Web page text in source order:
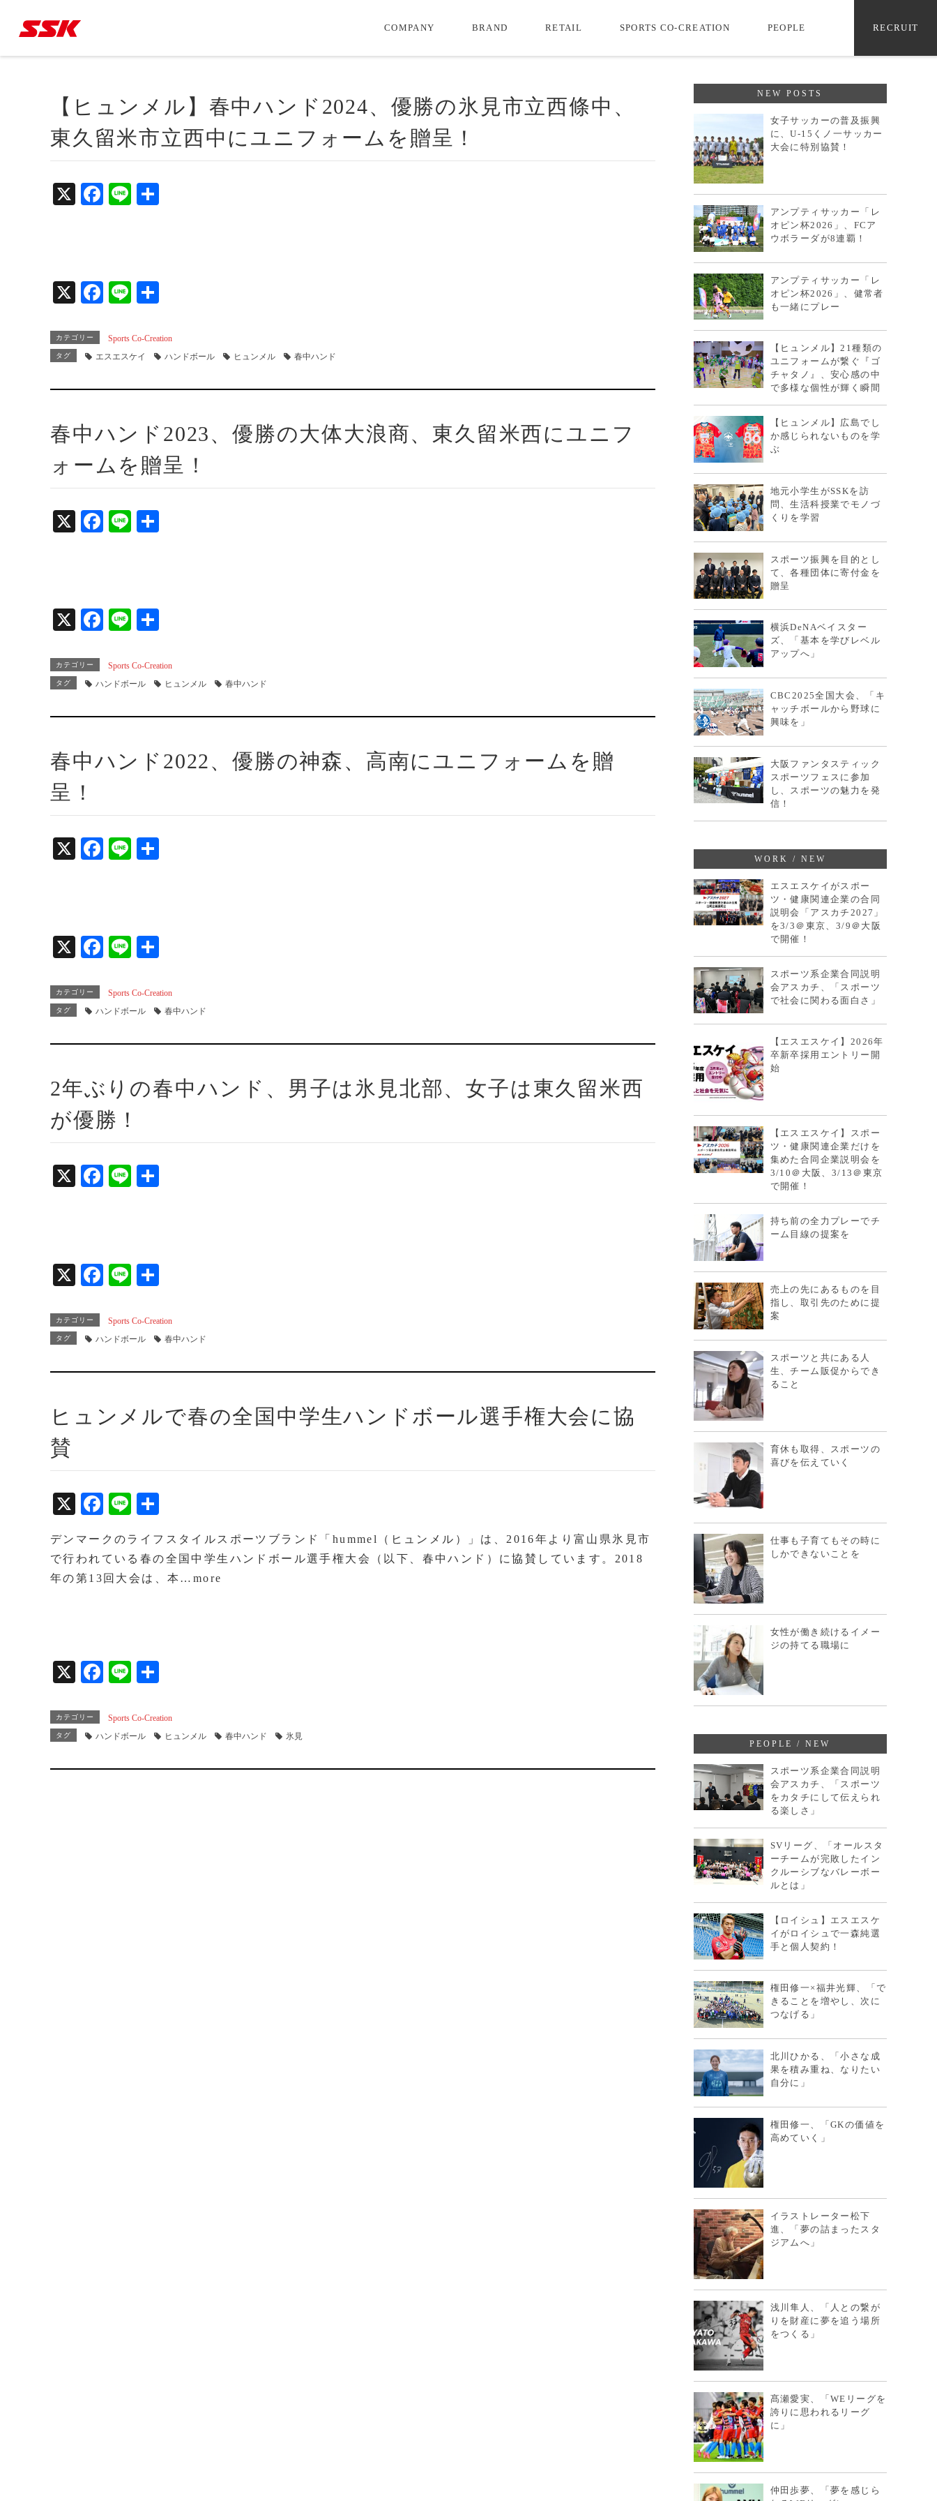
COMPANY BRAND RETAIL SPORTS CO-CREATION PEOPLE RECRUIT
【ヒュンメル】春中ハンド2024、優勝の氷見市立西條中、
東久留米市立西中にユニフォームを贈呈！
X
Fa
Li
X
Fa
bo
ok
Li
カテゴリー Sports Co-Creation
タグ エスエスケイ ハンドボール ヒュンメル 春中ハンド
春中ハンド2023、優勝の大体大浪商、東久留米西にユニフ
ォームを贈呈！
X
Fa
Li
X
Fa
bo
ok
Li
カテゴリー Sports Co-Creation
タグ ハンドボール ヒュンメル 春中ハンド
春中ハンド2022、優勝の神森、高南にユニフォームを贈
呈！
X
Fa
Li
X
Fa
bo
ok
Li
カテゴリー Sports Co-Creation
タグ ハンドボール 春中ハンド
2年ぶりの春中ハンド、男子は氷見北部、女子は東久留米西
が優勝！
X
Fa
Li
X
Fa
bo
ok
Li
カテゴリー Sports Co-Creation
タグ ハンドボール 春中ハンド
ヒュンメルで春の全国中学生ハンドボール選手権大会に協
賛
X
Fa
bo
ok
Li
デンマークのライフスタイルスポーツブランド「hummel（ヒュンメル）」は、2016年より富山県氷見市
で行われている春の全国中学生ハンドボール選手権大会（以下、春中ハンド）に協賛しています。2018
年の第13回大会は、本…more
X
Fa
bo
ok
Li
カテゴリー Sports Co-Creation
タグ ハンドボール ヒュンメル 春中ハンド 氷見
NEW POSTS
女子サッカーの普及振興
に、U-15くノ一サッカー
大会に特別協賛！
アンプティサッカー「レ
オピン杯2026」、FCア
ウボラーダが8連覇！
アンプティサッカー「レ
オピン杯2026」、健常者
も一緒にプレー
【ヒュンメル】21種類の
ユニフォームが繋ぐ『ゴ
チャタノ』、安心感の中
で多様な個性が輝く瞬間
【ヒュンメル】広島でし
か感じられないものを学
ぶ
地元小学生がSSKを訪
問、生活科授業でモノづ
くりを学習
スポーツ振興を目的とし
て、各種団体に寄付金を
贈呈
横浜DeNAベイスター
ズ、「基本を学びレベル
アップへ」
CBC2025全国大会、「キ
ャッチボールから野球に
興味を」
大阪ファンタスティック
スポーツフェスに参加
し、スポーツの魅力を発
信！
WORK / NEW
エスエスケイがスポー
ツ・健康関連企業の合同
説明会「アスカチ2027」
を3/3＠東京、3/9＠大阪
で開催！
スポーツ系企業合同説明
会アスカチ、「スポーツ
で社会に関わる面白さ」
【エスエスケイ】2026年
卒新卒採用エントリー開
始
【エスエスケイ】スポー
ツ・健康関連企業だけを
集めた合同企業説明会を
3/10＠大阪、3/13＠東京
で開催！
持ち前の全力プレーでチ
ーム目線の提案を
売上の先にあるものを目
指し、取引先のために提
案
スポーツと共にある人
生、チーム販促からでき
ること
育休も取得、スポーツの
喜びを伝えていく
仕事も子育てもその時に
しかできないことを
女性が働き続けるイメー
ジの持てる職場に
PEOPLE / NEW
スポーツ系企業合同説明
会アスカチ、「スポーツ
をカタチにして伝えられ
る楽しさ」
SVリーグ、「オールスタ
ーチームが完敗したイン
クルーシブなバレーボー
ルとは」
【ロイシュ】エスエスケ
イがロイシュで一森純選
手と個人契約！
権田修一×福井光輝、「で
きることを増やし、次に
つなげる」
北川ひかる、「小さな成
果を積み重ね、なりたい
自分に」
権田修一、「GKの価値を
高めていく」
イラストレーター松下
進、「夢の詰まったスタ
ジアムへ」
浅川隼人、「人との繋が
りを財産に夢を追う場所
をつくる」
髙瀬愛実、「WEリーグを
誇りに思われるリーグ
に」
仲田歩夢、「夢を感じら